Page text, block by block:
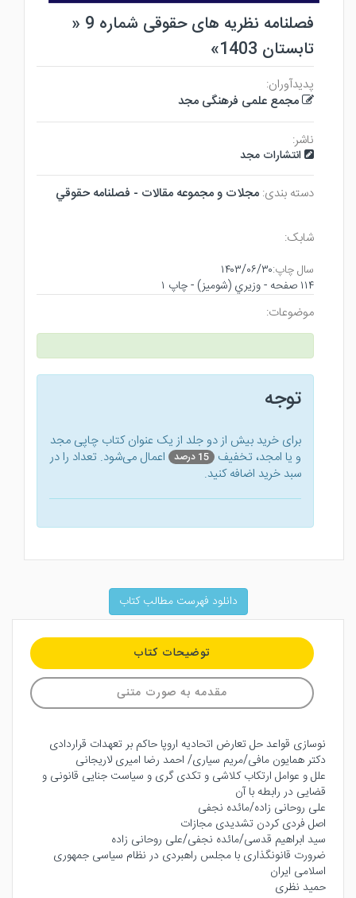
فصلنامه نظریه های حقوقی شماره 9 «
تابستان 1403»
پدیدآوران:
مجمع علمی فرهنگی مجد
ناشر:
انتشارات مجد
دسته بندی: مجلات و مجموعه مقالات - فصلنامه حقوقي
شابک:
سال چاپ:۱۴۰۳/۰۶/۳۰
۱۱۴ صفحه - وزيري (شوميز) - چاپ ۱
موضوعات:
توجه
برای خرید بیش از دو جلد از یک عنوان کتاب‌ چاپی مجد
و یا امجد، تخفیف 15 درصد
اعمال می‌شود. تعداد را در
سبد خرید اضافه کنید.
دانلود فهرست مطالب کتاب
توضیحات کتاب
مقدمه به صورت متنی
نوسازی قواعد حل تعارض اتحادیه اروپا حاکم بر تعهدات قراردادی
دکتر همایون مافی/مریم سیاری/ احمد رضا امیری لاریجانی
علل و عوامل ارتکاب کلاشی و تکدی گری و سیاست جنایی قانونی و
قضایی در رابطه با آن
علی روحانی زاده/مائده نجفی
اصل فردی کردن تشدیدی مجازات
سید ابراهیم قدسی/مائده نجفی/علی روحانی زاده
ضرورت قانونگذاری با مجلس راهبردی در نظام سیاسی جمهوری
اسلامی ایران
حمید نظری